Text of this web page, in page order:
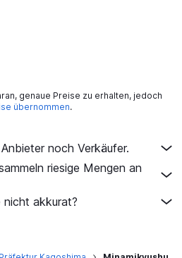
genaue Preise zu erhalten, jedoch
übernommen.
noch Verkäufer.
riesige Mengen an
nicht akkurat?